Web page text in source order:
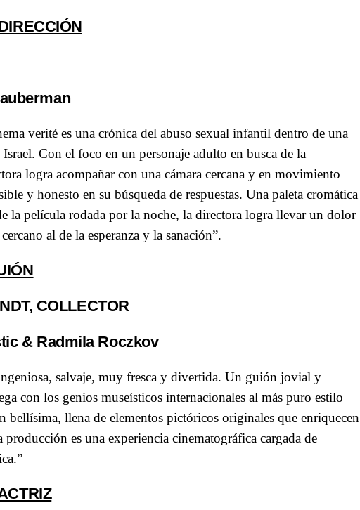
verité es una crónica del abuso sexual infantil dentro de una
Con el foco en un personaje adulto en busca de la
logra acompañar con una cámara cercana y en movimiento
y honesto en su búsqueda de respuestas. Una paleta cromática
la película rodada por la noche, la directora logra llevar un dolor
al de la esperanza y la sanación”.
COLLECTOR
& Radmila Roczkov
salvaje, muy fresca y divertida. Un guión jovial y
con los genios museísticos internacionales al más puro estilo
bellísima, llena de elementos pictóricos originales que enriquecen
es una experiencia cinematográfica cargada de